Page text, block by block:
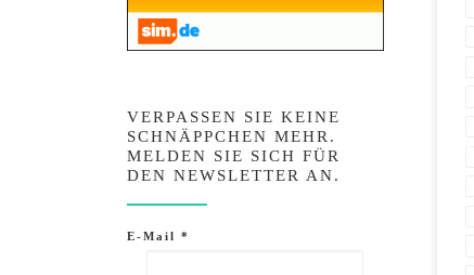
VERPASSEN SIE KEINE
SCHNÄPPCHEN MEHR.
MELDEN SIE SICH FÜR
DEN NEWSLETTER AN.
E-Mail *